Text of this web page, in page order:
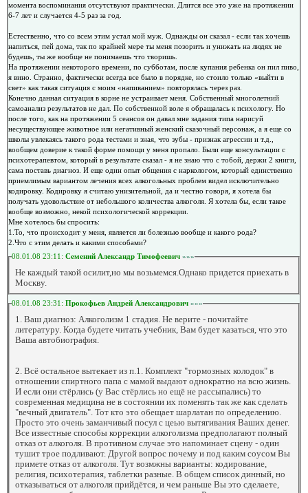
момента воспоминания отсутствуют практически. Длится все это уже на протяжении
6-7 лет и случается 4-5 раз за год.
Естественно, что со всем этим устал мой муж. Однажды он сказал - если так хочешь
напиться, пей дома, так по крайней мере ты меня позорить и унижать на людях не
будешь, ты же вообще не понимаешь что творишь.
На протяжении некоторого времени, по субботам, после купания ребенка он пил пиво,
я вино. Странно, фактически всегда все было в порядке, но стоило только «выйти в
свет» как такая ситуация с моим «напиванием» повторялась через раз.
Конечно данная ситуация в корне не устраивает меня. Собственный многолетний
самоанализ результатов не дал. По собственной воле я обращалась к психологу. Но
после того, как на протяжении 5 сеансов он давал мне задания типа нарисуй
несуществующее животное или негативный женский сказочный персонаж, а я еще со
школы увлекаясь такого рода тестами и зная, что зубы - признак агрессии и т.д.,
вообщем доверие к такой форме помощи у меня пропало. Были еще консультации с
психотерапевтом, который в результате сказал - я не знаю что с тобой, держи 2 книги,
сама поставь диагноз. И еще один опыт общения с наркологом, который единственно
приемлимым вариантом лечения всех алкогольных проблем видел исключительно
кодировку. Кодировку я считаю унизительной, да и честно говоря, я хотела бы
получать удовольствие от небольшого количества алкоголя. Я хотела бы, если такое
вообще возможно, некой психологической коррекции.
Мне хотелось бы спросить:
1.То, что происходит у меня, является ли болезнью вообще и какого рода?
2.Что с этим делать и какими способами?
08.01.08 23:11: Семений Александр Тимофеевич »»»
Не каждый такой осилит,но мы возьмемся.Однако придется приехать в
Москву.
08.01.08 23:31: Прокофьев Андрей Александрович »»»
1. Ваш диагноз: Алкоголизм 1 стадия. Не верите - почитайте
литературу. Когда будете читать учебник, Вам будет казаться, что это
Ваша автобиография.
2. Всё остальное вытекает из п.1. Комплект "тормозных колодок" в
отношении спиртного папа с мамой выдают однократно на всю жизнь.
И если они стёрлись (у Вас стёрлись но ещё не рассыпались) то
современная медицина не в состоянии их поменять так же как сделать
"вечный двигатель". Тот кто это обещает шарлатан по определению.
Просто это очень заманчивый посул с цеью вытягивания Ваших денег.
Все известные способы коррекции алкоголизма предполагают полный
отказ от алкоголя. В противном случае это напоминает сцену - один
тушит трое подливают. Другой вопрос почему и под каким соусом Вы
примете отказ от алкоголя. Тут возмжны варианты: кодирование,
религия, психотерапия, таблетки разные. В общем список динный, но
отказываться от алкоголя прийдётся, и чем раньше Вы это сделаете,